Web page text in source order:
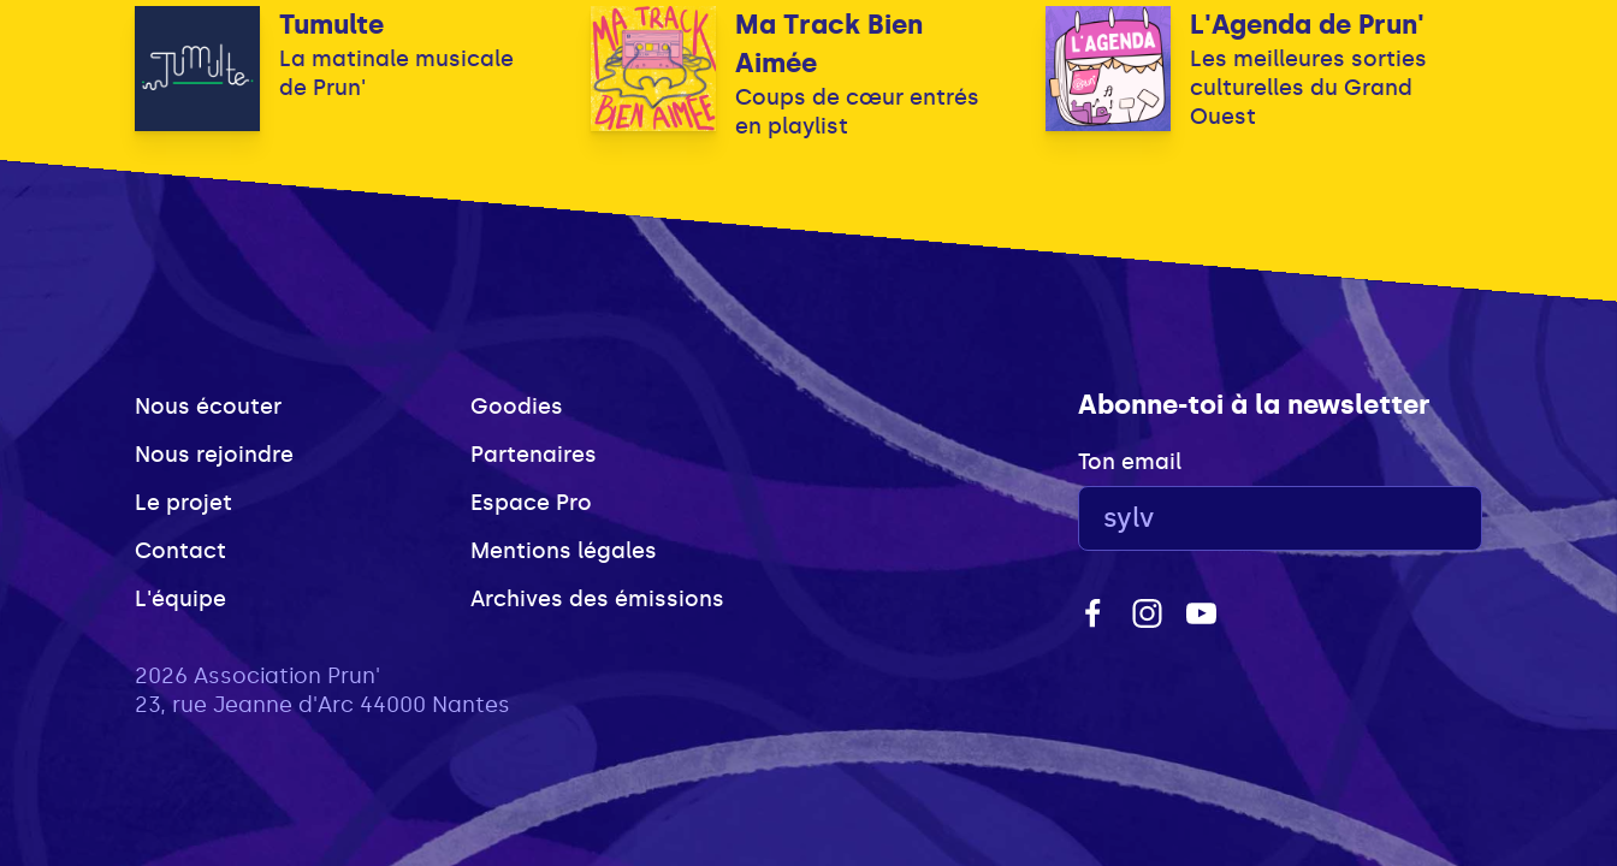
Tumulte
La matinale musicale
de Prun'
Ma Track Bien
Aimée
Coups de cœur entrés
en playlist
L'Agenda de Prun'
Les meilleures sorties
culturelles du Grand
Ouest
Nous écouter
Nous rejoindre
Le projet
Contact
L'équipe
Goodies
Partenaires
Espace Pro
Mentions légales
Archives des émissions
Abonne-toi à la newsletter
Ton email
2026 Association Prun'
23, rue Jeanne d'Arc 44000 Nantes